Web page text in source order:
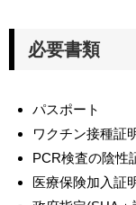
必要書類
パスポート
ワクチン接種証
PCR検査の陰性
医療保険加入証